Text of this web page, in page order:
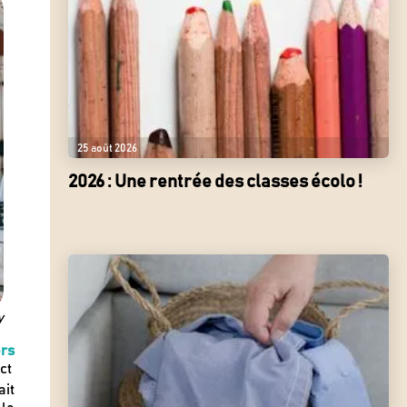
25 août 2026
2026 : Une rentrée des classes écolo !